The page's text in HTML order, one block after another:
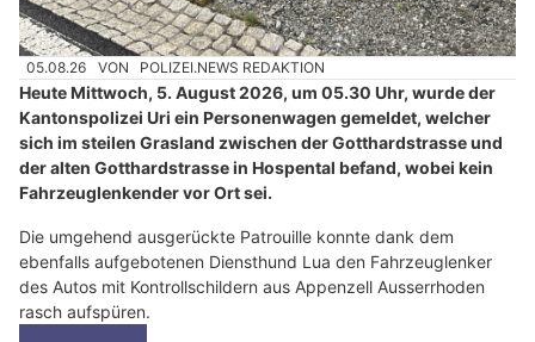
05.08.26 VON POLIZEI.NEWS REDAKTION
Heute Mittwoch, 5. August 2026, um 05.30 Uhr, wurde der
Kantonspolizei Uri ein Personenwagen gemeldet, welcher
sich im steilen Grasland zwischen der Gotthardstrasse und
der alten Gotthardstrasse in Hospental befand, wobei kein
Fahrzeuglenkender vor Ort sei.
Die umgehend ausgerückte Patrouille konnte dank dem
ebenfalls aufgebotenen Diensthund Lua den Fahrzeuglenker
des Autos mit Kontrollschildern aus Appenzell Ausserrhoden
rasch aufspüren.